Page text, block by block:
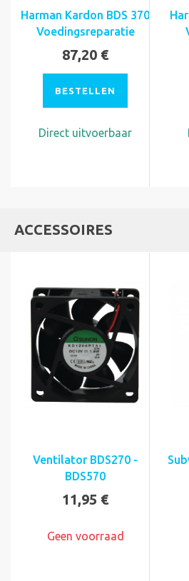
Harman Kardon BDS 370
Voedingsreparatie
87,20 €
BESTELLEN
Direct uitvoerbaar
ACCESSOIRES
Ventilator BDS270 -
BDS570
11,95 €
Geen voorraad